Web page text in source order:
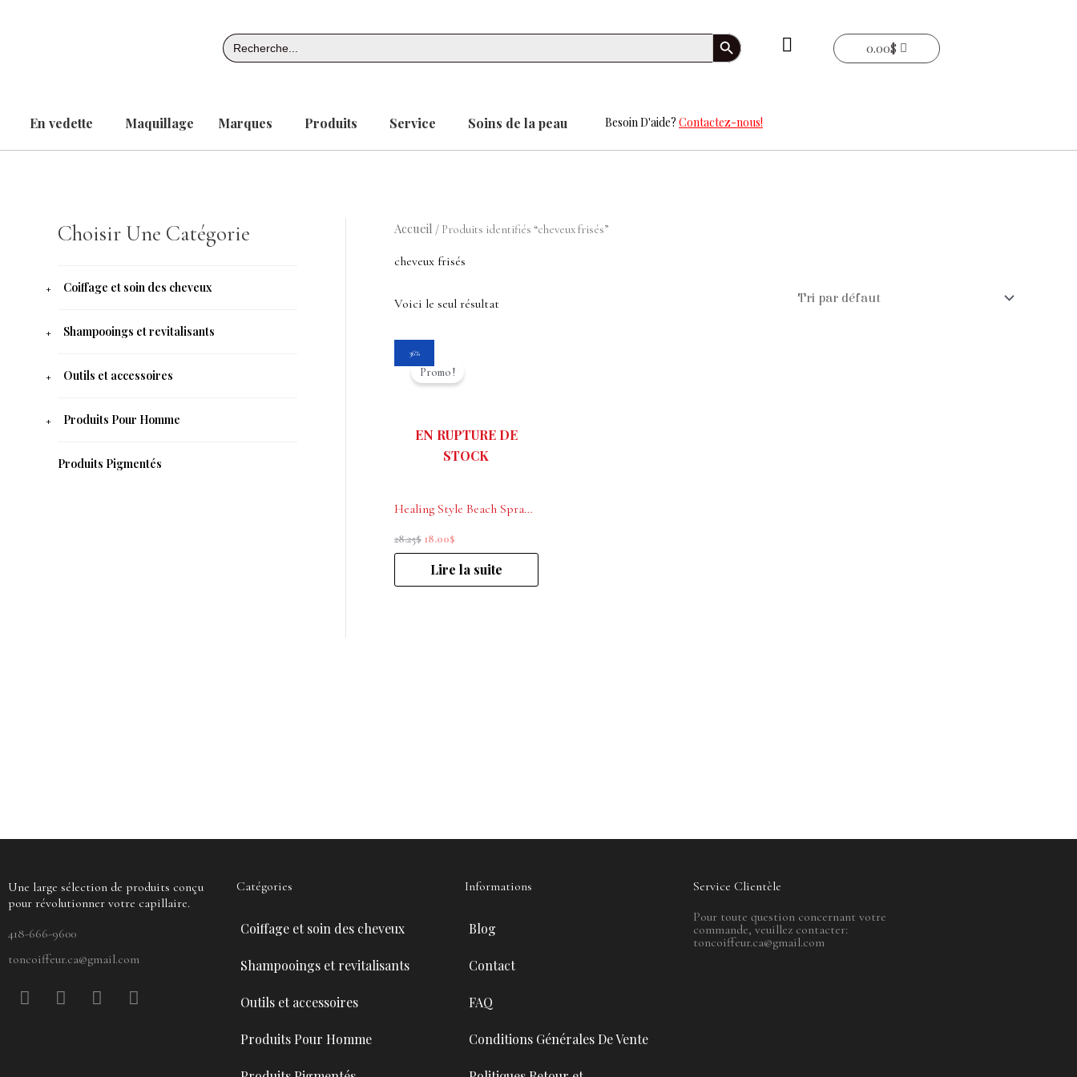
Search
for:
Search Button
0.00$
En vedette Maquillage Marques Produits Service Soins de la peau Besoin D'aide? Contactez-nous!
Choisir Une Catégorie
Coiffage et soin des cheveux
Shampooings et revitalisants
Outils et accessoires
Produits Pour Homme
Produits Pigmentés
Accueil / Produits identifiés “cheveux frisés”
cheveux frisés
Voici le seul résultat
36%
EN RUPTURE DE
STOCK
Promo !
Healing Style Beach Spray L’Anza 100ml
28.25$
prix
initial
18.00$
actuel
Lire la suite
Une large sélection de produits conçu
pour révolutionner votre capillaire.
418-666-9600
toncoiffeur.ca@gmail.com
F
a
P
i
Y
o
I
n
Catégories
Coiffage et soin des cheveux
Shampooings et revitalisants
Outils et accessoires
Produits Pour Homme
Informations
Blog
Contact
FAQ
Conditions Générales De Vente
Service Clientèle
Pour toute question concernant votre
commande, veuillez contacter:
toncoiffeur.ca@gmail.com